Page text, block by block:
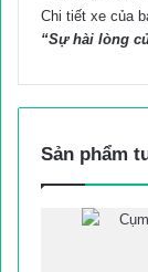
Chi tiết xe của
“Sự hài lòng
Sản phẩm